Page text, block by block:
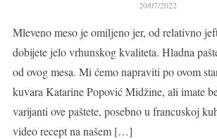
20/07/2022
Mleveno meso je omiljeno jer, od relativno
dobijete jelo vrhunskog kvaliteta. Hladna
od ovog mesa. Mi ćemo napraviti po ovom
kuvara Katarine Popović Midžine, ali imate
varijanti ove paštete, posebno u francuskoj
video recept na našem […]